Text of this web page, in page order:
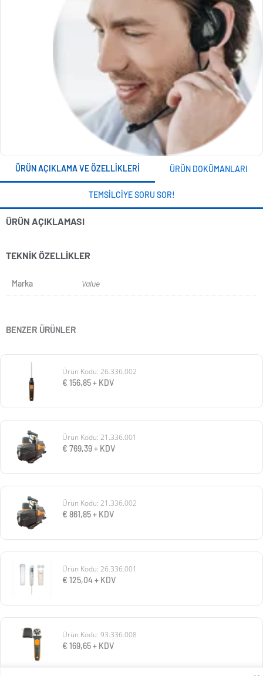
ÜRÜN AÇIKLAMA VE ÖZELLIKLERI ÜRÜN DOKÜMANLARI
TEMSILCIYE SORU SOR!
ÜRÜN AÇIKLAMASI
TEKNIK ÖZELLIKLER
Marka Value
BENZER ÜRÜNLER
Ürün Kodu: 26.336.002
€ 156,85+ KDV
Ürün Kodu: 21.336.001
€ 769,39+ KDV
Ürün Kodu: 21.336.002
€ 861,85+ KDV
Ürün Kodu: 26.336.001
€ 125,04+ KDV
Ürün Kodu: 93.336.008
€ 169,65+ KDV